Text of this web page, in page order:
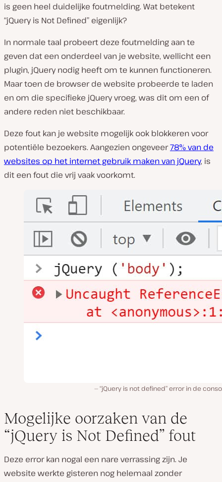
is geen heel duidelijke foutmelding. Wat betekent
“jQuery is Not Defined” eigenlijk?
In normale taal probeert deze foutmelding aan te
geven dat een onderdeel van je website, wellicht een
plugin, jQuery nodig heeft om te kunnen functioneren.
Maar toen de browser de website probeerde te laden
en om die specifieke jQuery vroeg, was dit om een of
andere reden niet beschikbaar.
Deze fout kan je website mogelijk ook blokkeren voor
potentiële bezoekers. Aangezien ongeveer78% van de
websites op het internet gebruik maken van jQuery, is
dit een fout die vrij vaak voorkomt.
“jQuery is not defined” error in de
Mogelijke oorzaken van de
“jQuery is Not Defined” fout
Deze error kan nogal een nare verrassing zijn. Je
website werkte gisteren nog helemaal zonder